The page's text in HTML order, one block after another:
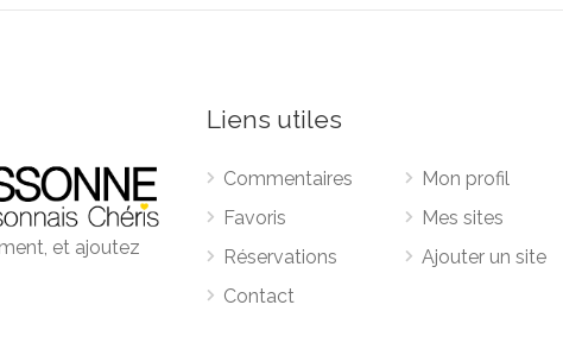
et ajoutez
Liens utiles
Commentaires
Favoris
Réservations
Contact
Mon profil
Mes sites
Ajouter un site